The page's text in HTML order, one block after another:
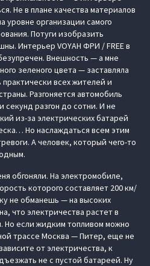
Не в плане качества материалов
уровне организации самого
Потуги изобразить
Интерьер VOYAH ФРИ / FREEв
Внешность — а мне
зеленого цвета — заставляла
всех жителей и
Разгоняется автомобиль
разгон до сотни. И не
из-за электрических батарей
Но наслаждаться всем этим
А человек, который чего-то
обгоняли. На электромобиле,
которого составляет 200 км/
не обманешь — на высоких
что электричества растет в
Но если жидким топливом можно
трассе Москва — Питер, еще не
от электричества, к
не с пустой батареей. Ну